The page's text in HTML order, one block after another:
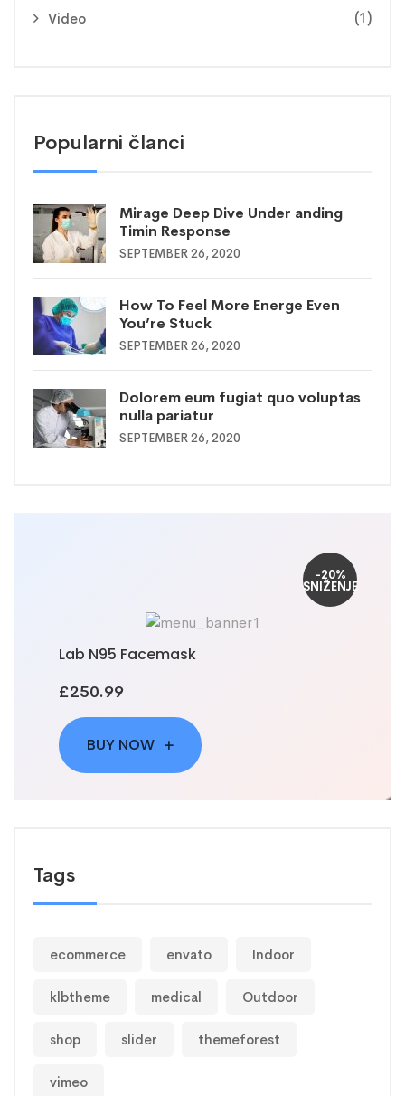
Video (1)
Popularni članci
Mirage Deep Dive Under anding
Timin Response
SEPTEMBER 26, 2020
How To Feel More Energe Even
You’re Stuck
SEPTEMBER 26, 2020
Dolorem eum fugiat quo voluptas
nulla pariatur
SEPTEMBER 26, 2020
-20%
SNIŽENJE
Lab N95 Facemask
£250.99
BUY NOW
Tags
ecommerce envato Indoor
klbtheme medical Outdoor
shop slider themeforest
vimeo